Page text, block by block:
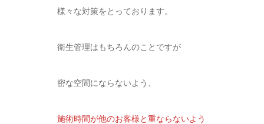
様々な対策をとっております。
衛生管理はもちろんのことですが
密な空間にならないよう、
施術時間が他のお客様と重ならないよう